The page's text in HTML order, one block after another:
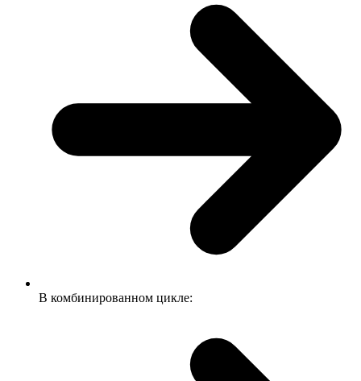
В комбинированном цикле: